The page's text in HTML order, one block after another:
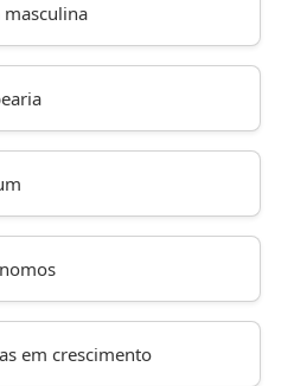
masculina
em crescimento